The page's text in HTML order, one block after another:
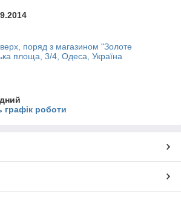
поряд з магазином "Золоте
площа, 3/4, Одеса, Україна
графік роботи